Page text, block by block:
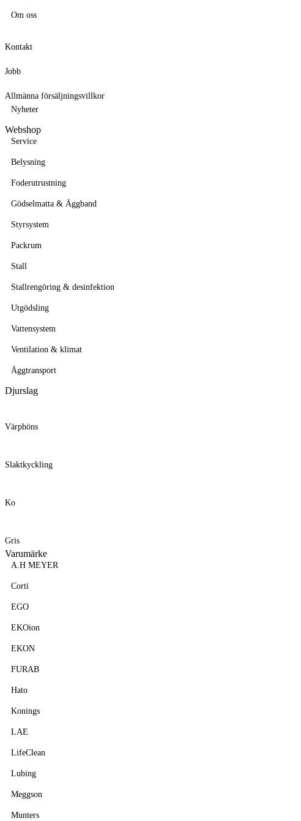
Om oss
Kontakt
Jobb
Allmänna försäljningsvillkor
Nyheter
Webshop
Service
Belysning
Foderutrustning
Gödselmatta & Äggband
Styrsystem
Packrum
Stall
Stallrengöring & desinfektion
Utgödsling
Vattensystem
Ventilation & klimat
Äggtransport
Djurslag
Värphöns
Slaktkyckling
Ko
Gris
Varumärke
A.H MEYER
Corti
EGO
EKOion
EKON
FURAB
Hato
Konings
LAE
LifeClean
Lubing
Meggson
Munters